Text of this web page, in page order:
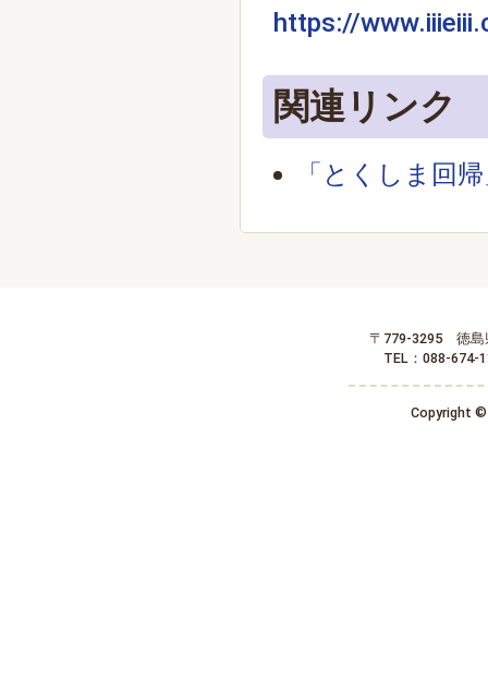
https://
関連リンク
「とくしま回
〒779-3295 徳島
TEL：088-674-
Copyright